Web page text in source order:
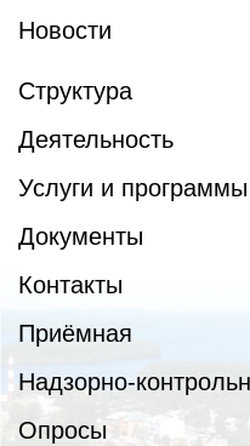
Новости
Структура
Деятельность
Услуги и программы
Документы
Контакты
Приёмная
Надзорно-
Опросы